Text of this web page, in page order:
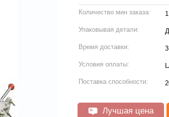
Количество мин заказа: 1
Упаковывая детали:
Время доставки:
Условия оплаты:
Поставка способности:
Лучшая цена